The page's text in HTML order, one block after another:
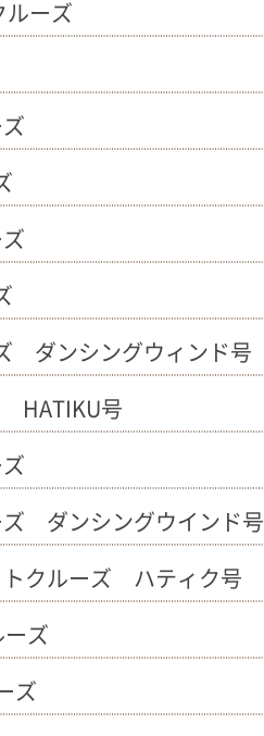
ルーズ
ダンシングウィンド号
HATIKU号
ズ ダンシングウインド号
トクルーズ ハティク号
ーズ
ズ